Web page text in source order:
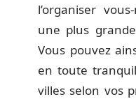
l’organiser
une plus
Vous pouvez
en toute
villes selon vos